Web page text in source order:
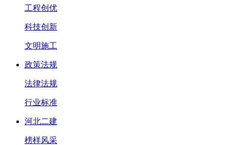
工程创优
科技创新
文明施工
政策法规
法律法规
行业标准
河北二建
榜样风采